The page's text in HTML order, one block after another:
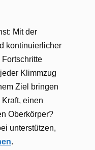
Mit der
kontinuierlicher
Klimmzug
Ziel bringen
einen
Oberkörper?
unterstützen,
.